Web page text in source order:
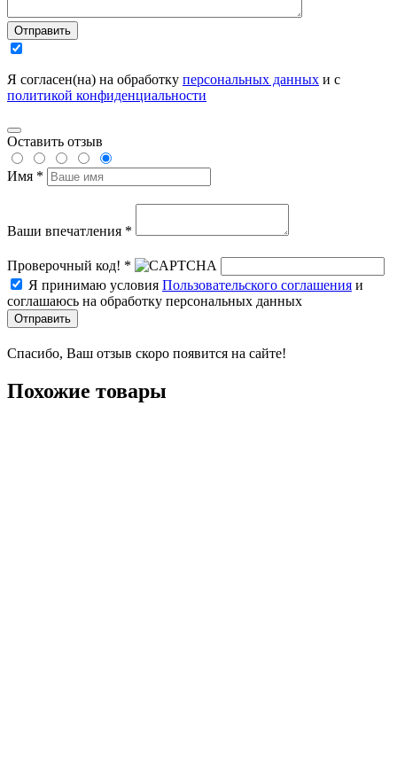
Отправить
Я согласен(на) на обработку персональных данных и с
политикой конфиденциальности
Оставить отзыв
Имя *
Ваши впечатления *
Проверочный код! *
Я принимаю условия Пользовательского соглашения и
соглашаюсь на обработку персональных данных
Отправить
Спасибо, Ваш отзыв скоро появится на сайте!
Похожие товары